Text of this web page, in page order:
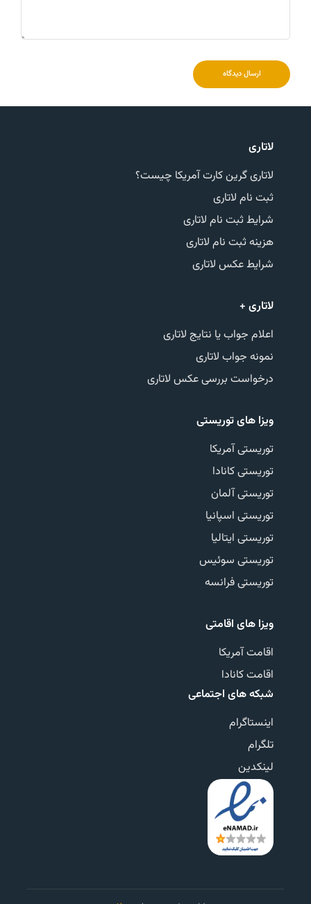
ارسال دیدگاه
لاتاری
لاتاری گرین کارت آمریکا چیست؟
ثبت نام لاتاری
شرایط ثبت نام لاتاری
هزینه ثبت نام لاتاری
شرایط عکس لاتاری
لاتاری +
اعلام جواب یا نتایج لاتاری
نمونه جواب لاتاری
درخواست بررسی عکس لاتاری
ویزا های توریستی
توریستی آمریکا
توریستی کانادا
توریستی آلمان
توریستی اسپانیا
توریستی ایتالیا
توریستی سوئیس
توریستی فرانسه
ویزا های اقامتی
اقامت آمریکا
اقامت کانادا
شبکه های اجتماعی
اینستاگرام
تلگرام
لینکدین